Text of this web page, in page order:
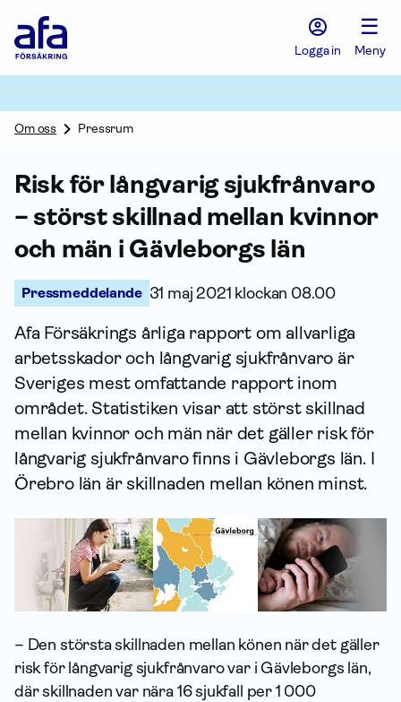
Försäkring
Logga in
☰
Meny
Om oss Pressrum
Risk för långvarig sjukfrånvaro
– störst skillnad mellan kvinnor
och män i Gävleborgs län
Pressmeddelande 31 maj 2021 klockan 08.00
Afa Försäkrings årliga rapport om allvarliga
arbets­skador och långvarig sjukfrånvaro är
Sveriges mest omfattande rapport inom
området. Statistiken visar att störst skillnad
mellan kvinnor och män när det gäller risk för
långvarig sjukfrånvaro finns i Gävleborgs län. I
Örebro län är skillnaden mellan könen minst.
– Den största skillnaden mellan könen när det gäller
risk för långvarig sjukfrånvaro var i Gävleborgs län,
där skillnaden var nära 16 sjukfall per 1 000